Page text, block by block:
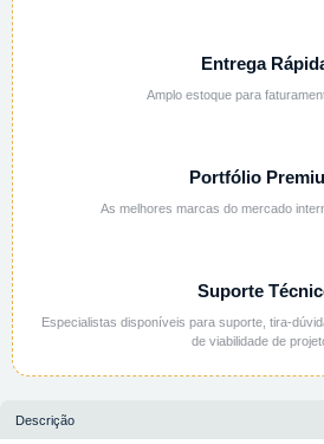
Entrega
Amplo estoque para
Portfólio
As melhores marcas do mercado
Suporte
Especialistas disponíveis para suporte, tira-
de viabilidade de
Descrição